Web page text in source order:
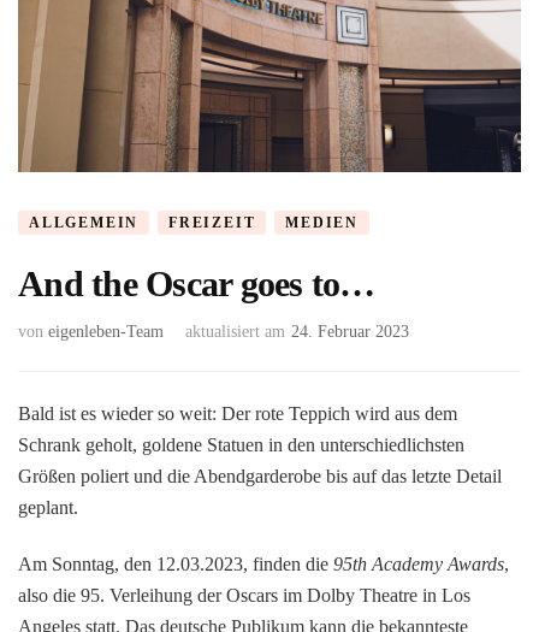
ALLGEMEIN FREIZEIT MEDIEN
And the Oscar goes to…
von eigenleben-Team aktualisiert am 24. Februar 2023
Bald ist es wieder so weit: Der rote Teppich wird aus dem
Schrank geholt, goldene Statuen in den unterschiedlichsten
Größen poliert und die Abendgarderobe bis auf das letzte Detail
geplant.
Am Sonntag, den 12.03.2023, finden die 95th Academy Awards,
also die 95. Verleihung der Oscars im Dolby Theatre in Los
Angeles statt. Das deutsche Publikum kann die bekannteste